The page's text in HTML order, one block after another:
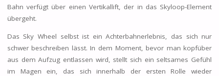
Bahn verfügt über einen Vertikallift, der in das Skyloop-Element
übergeht.
Das Sky Wheel selbst ist ein Achterbahnerlebnis, das sich nur
schwer beschreiben lässt. In dem Moment, bevor man kopfüber
aus dem Aufzug entlassen wird, stellt sich ein seltsames Gefühl
im Magen ein, das sich innerhalb der ersten Rolle wieder